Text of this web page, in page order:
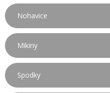
Nohavice
Mikiny
Spodky